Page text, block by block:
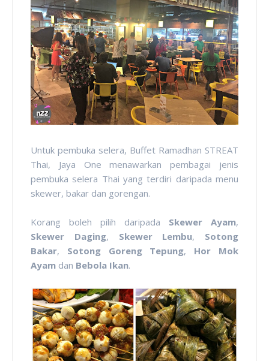
Untuk pembuka selera, Buffet Ramadhan STREAT
Thai, Jaya One menawarkan pembagai jenis
pembuka selera Thai yang terdiri daripada menu
skewer, bakar dan gorengan.
Korang boleh pilih daripada Skewer Ayam,
Skewer Daging, Skewer Lembu, Sotong
Bakar, Sotong Goreng Tepung, Hor Mok
Ayam dan Bebola Ikan.